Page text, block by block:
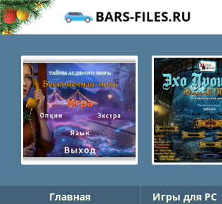
Главная Игры для PC